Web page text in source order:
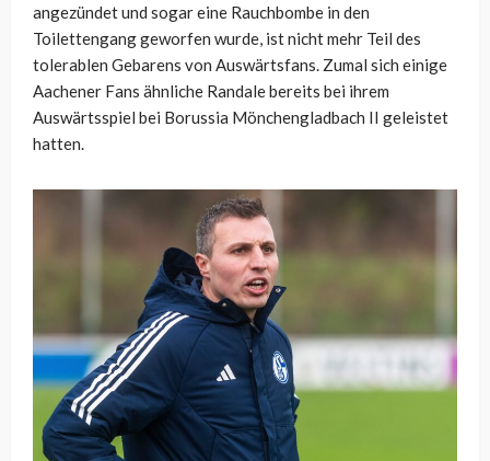
angezündet und sogar eine Rauchbombe in den
Toilettengang geworfen wurde, ist nicht mehr Teil des
tolerablen Gebarens von Auswärtsfans. Zumal sich einige
Aachener Fans ähnliche Randale bereits bei ihrem
Auswärtsspiel bei Borussia Mönchengladbach II geleistet
hatten.